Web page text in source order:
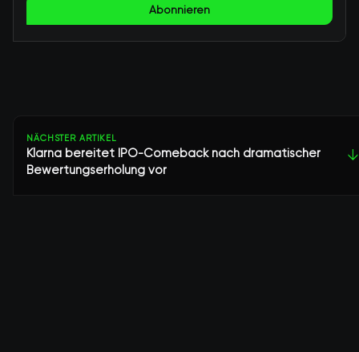
Abonnieren
NÄCHSTER ARTIKEL
Klarna bereitet IPO-Comeback nach dramatischer
Bewertungserholung vor
↓